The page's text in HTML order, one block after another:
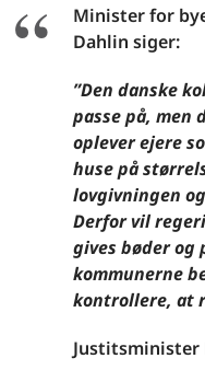
Minister for
Dahlin siger:
”Den danske
passe på, men
oplever ejere
huse på
lovgivningen
Derfor vil
gives bøder og
kommunerne
kontrollere, at
Justitsminister